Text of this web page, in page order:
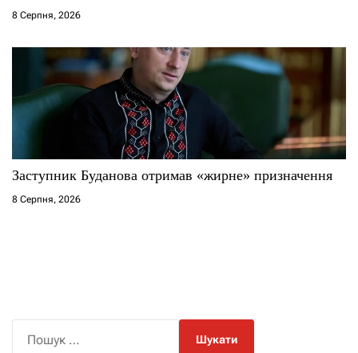
8 Серпня, 2026
Заступник Буданова отримав «жирне» призначення
8 Серпня, 2026